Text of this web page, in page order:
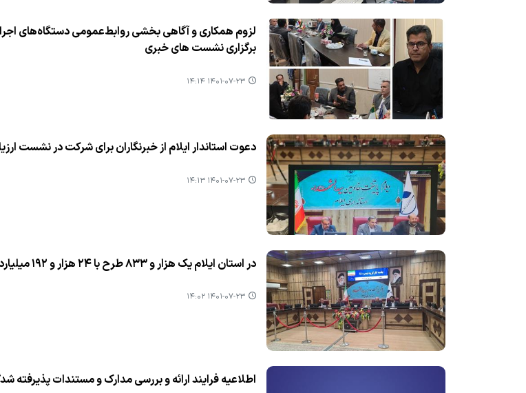
لزوم همكاری و آگاهی بخشی روابط‌عمومی دستگاه‌های
برگزاری نشست های خبری
۱۴۰۱-۰۷-۲۳ ۱۴:۱۴
دعوت استاندار ایلام از خبرنگاران برای شركت در نشست
۱۴۰۱-۰۷-۲۳ ۱۴:۱۳
در استان ایلام یك هزار و ۸۳۳ طرح با ۲۴ هزار و ۱۹۲ میلیارد ریال تصویب و به بانك‌های عامل معرفی شده است.
۱۴۰۱-۰۷-۲۳ ۱۴:۰۲
اطلاعیه فرایند ارائه و بررسی مدارك و مستندات پذیرفته